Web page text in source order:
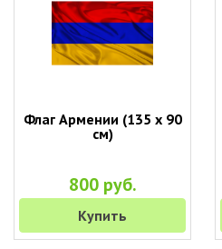
Флаг Армении (135 х 90
см)
800 руб.
Купить